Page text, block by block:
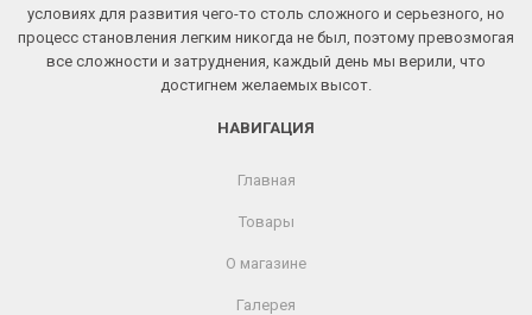
условиях для развития чего-то столь сложного и серьезного, но
процесс становления легким никогда не был, поэтому превозмогая
все сложности и затруднения, каждый день мы верили, что
достигнем желаемых высот.
НАВИГАЦИЯ
Главная
Товары
О магазине
Галерея